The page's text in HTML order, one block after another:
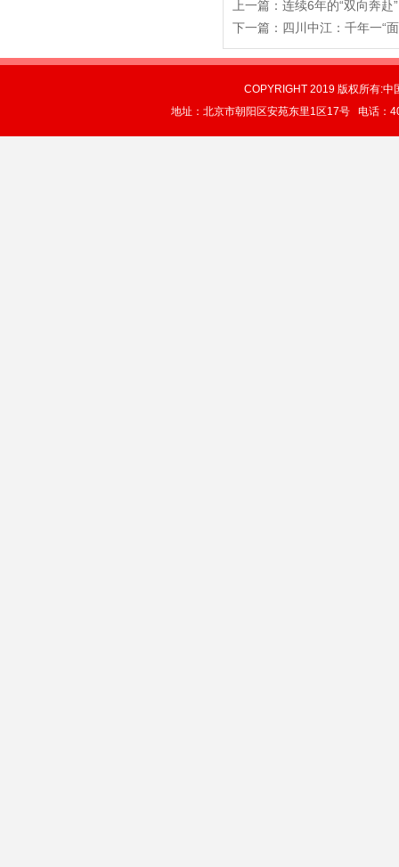
上一篇： 连续6年的“双向奔赴
下一篇： 四川中江：千年一“
COPYRIGHT 2019 版权所有:
地址：北京市朝阳区安苑东里1区17号 电话